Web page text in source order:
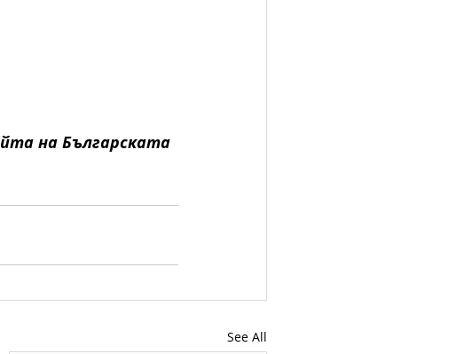
на Българската
See All